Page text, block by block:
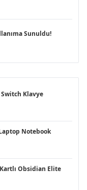
Sunuldu!
Klavye
Notebook
Kartlı Obsidian Elite